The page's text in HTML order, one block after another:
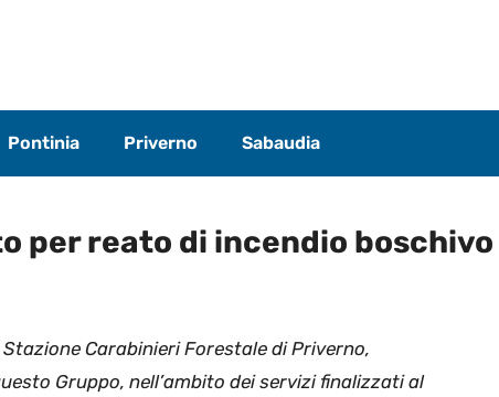
Pontinia Priverno Sabaudia
per reato di incendio boschivo
Carabinieri Forestale di Priverno,
Gruppo, nell’ambito dei servizi finalizzati al